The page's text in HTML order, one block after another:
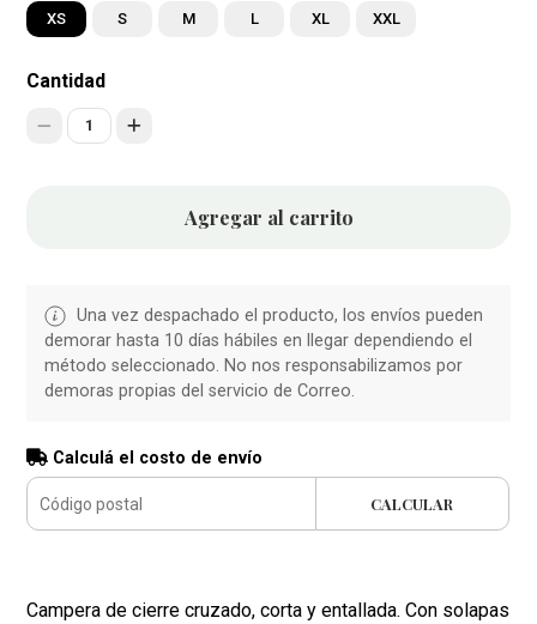
XS S M L XL XXL
Cantidad
1
Agregar al carrito
Una vez despachado el producto, los envíos pueden
demorar hasta 10 días hábiles en llegar dependiendo el
método seleccionado. No nos responsabilizamos por
demoras propias del servicio de Correo.
Calculá el costo de envío
CALCULAR
Campera de cierre cruzado, corta y entallada. Con solapas